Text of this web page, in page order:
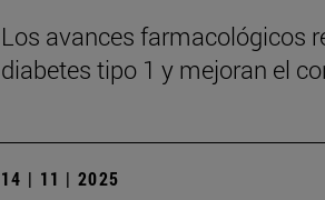
Los avances farmacológicos
diabetes tipo 1 y mejoran el
14 | 11 | 2025